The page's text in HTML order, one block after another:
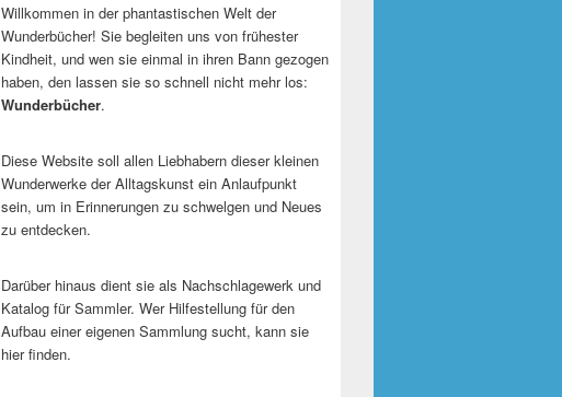
Willkommen in der phantastischen Welt der
Wunderbücher! Sie begleiten uns von frühester
Kindheit, und wen sie einmal in ihren Bann gezogen
haben, den lassen sie so schnell nicht mehr los:
Wunderbücher.
Diese Website soll allen Liebhabern dieser kleinen
Wunderwerke der Alltagskunst ein Anlaufpunkt
sein, um in Erinnerungen zu schwelgen und Neues
zu entdecken.
Darüber hinaus dient sie als Nachschlagewerk und
Katalog für Sammler. Wer Hilfestellung für den
Aufbau einer eigenen Sammlung sucht, kann sie
hier finden.